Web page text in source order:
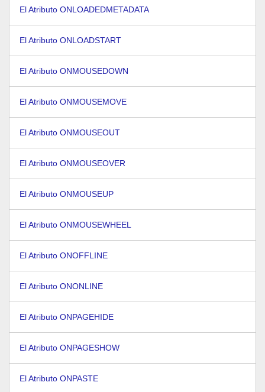
El Atributo ONLOADEDMETADATA
El Atributo ONLOADSTART
El Atributo ONMOUSEDOWN
El Atributo ONMOUSEMOVE
El Atributo ONMOUSEOUT
El Atributo ONMOUSEOVER
El Atributo ONMOUSEUP
El Atributo ONMOUSEWHEEL
El Atributo ONOFFLINE
El Atributo ONONLINE
El Atributo ONPAGEHIDE
El Atributo ONPAGESHOW
El Atributo ONPASTE